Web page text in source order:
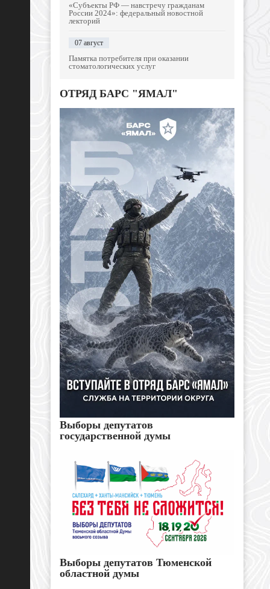
«Субъекты РФ — навстречу гражданам
России 2024»: федеральный новостной
лекторий
07 август
Памятка потребителя при оказании
стоматологических услуг
ОТРЯД БАРС "ЯМАЛ"
Выборы депутатов
государственной думы
Выборы депутатов Тюменской
областной думы